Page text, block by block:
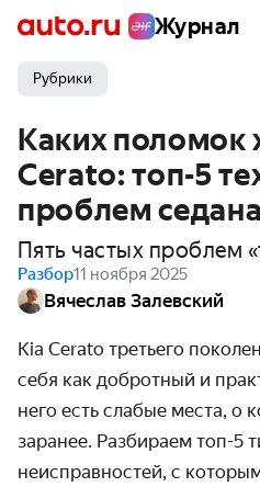
Журнал
Рубрики
Каких поломок
Cerato: топ-5
проблем
Пять частых проблем
Разбор11 ноября 2025
Вячеслав Залевский
Kia Cerato третьего
себя как добротный и
него есть слабые места, о
заранее. Разбираем топ-5
неисправностей, с